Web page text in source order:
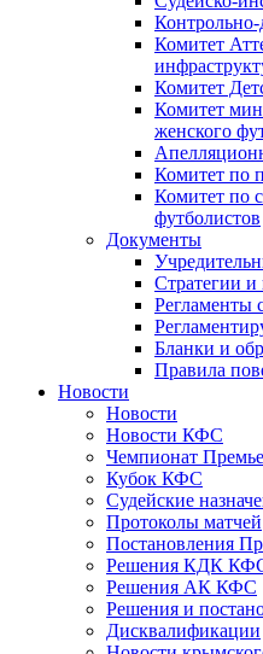
Комитет
Комитет
Комитет
женского
Комитет по
Комитет по
футболистов
Документы
Стратегии
Регламенты
Бланки и
Правила
Новости
Новости
Новости КФС
Чемпионат
Кубок КФС
Судейские
Протоколы матчей
Постановления
Решения КДК
Решения АК КФС
Решения и
Дисквалификации